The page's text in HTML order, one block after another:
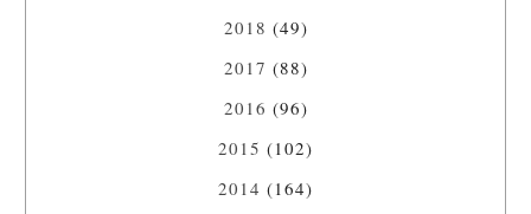
2018 (49)
2017 (88)
2016 (96)
2015 (102)
2014 (164)